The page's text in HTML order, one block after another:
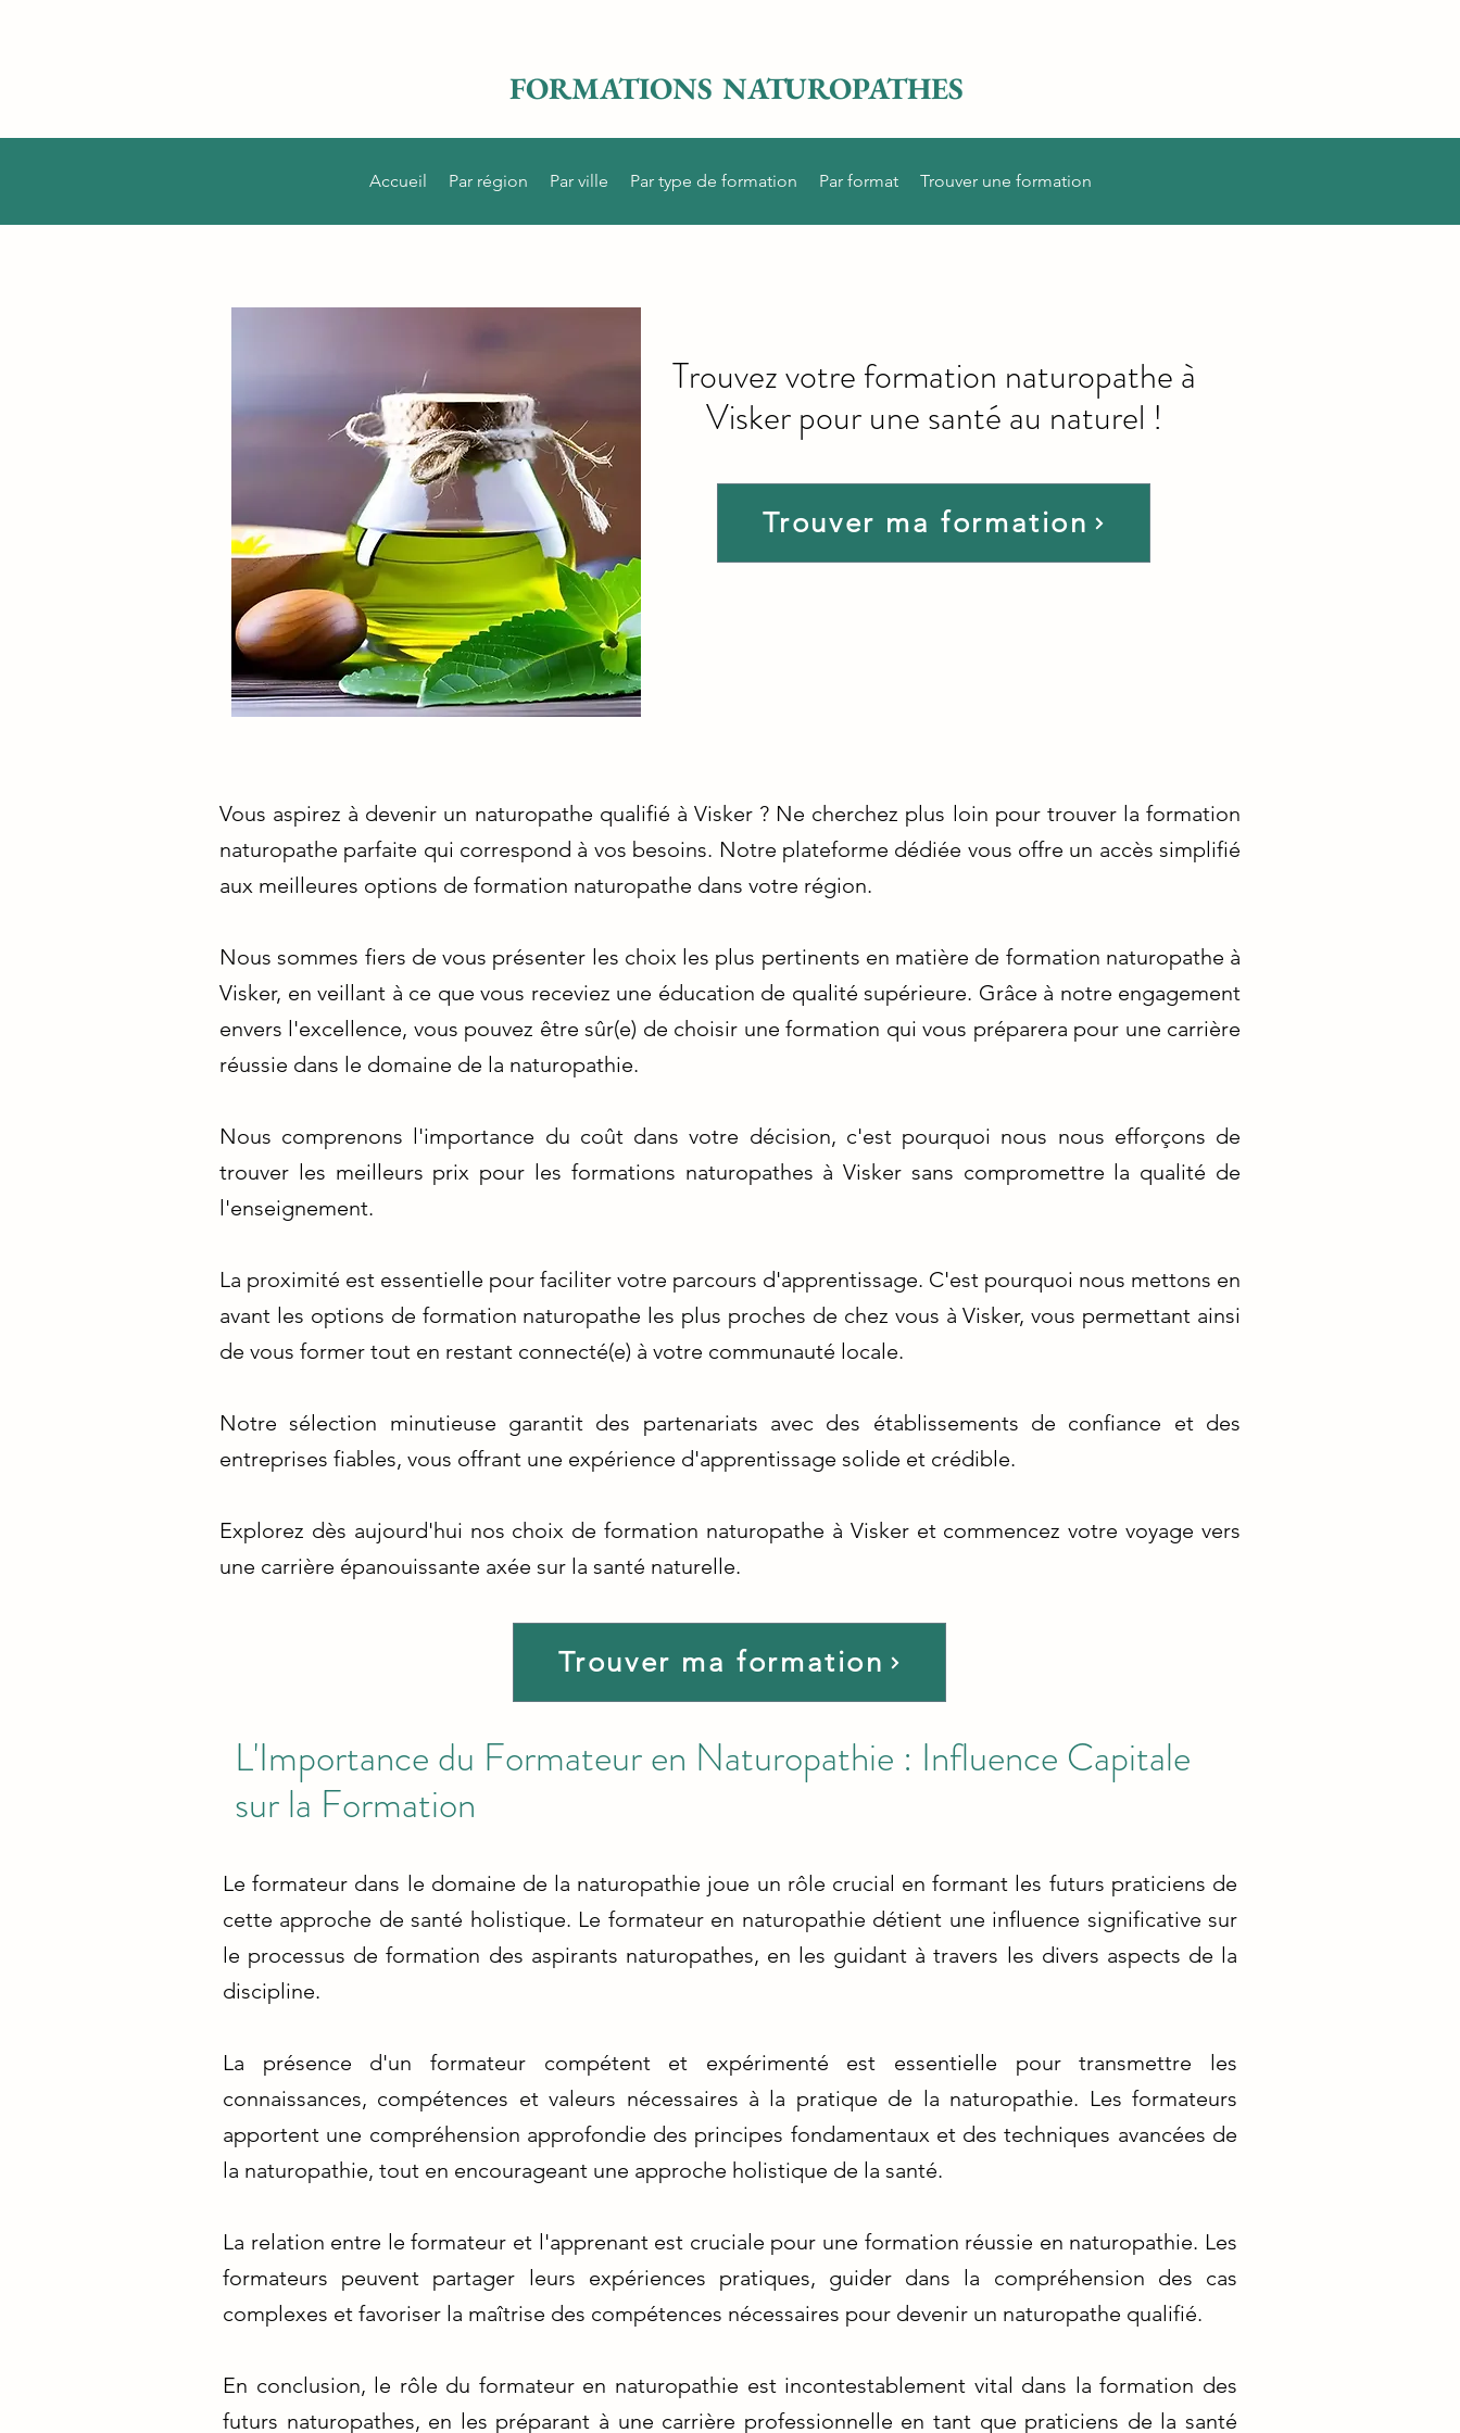
FORMATIONS NATUROPATHES
Accueil Par région Par ville Par type de formation Par format Trouver une formation
Trouver ma formation
Trouvez votre formation naturopathe à
Visker pour une santé au naturel !
Vous aspirez à devenir un naturopathe qualifié à Visker ? Ne cherchez plus loin pour trouver la formation
naturopathe parfaite qui correspond à vos besoins. Notre plateforme dédiée vous offre un accès simplifié
aux meilleures options de formation naturopathe dans votre région.
Nous sommes fiers de vous présenter les choix les plus pertinents en matière de formation naturopathe à
Visker, en veillant à ce que vous receviez une éducation de qualité supérieure. Grâce à notre engagement
envers l'excellence, vous pouvez être sûr(e) de choisir une formation qui vous préparera pour une carrière
réussie dans le domaine de la naturopathie.
Nous comprenons l'importance du coût dans votre décision, c'est pourquoi nous nous efforçons de
trouver les meilleurs prix pour les formations naturopathes à Visker sans compromettre la qualité de
l'enseignement.
La proximité est essentielle pour faciliter votre parcours d'apprentissage. C'est pourquoi nous mettons en
avant les options de formation naturopathe les plus proches de chez vous à Visker, vous permettant ainsi
de vous former tout en restant connecté(e) à votre communauté locale.
Notre sélection minutieuse garantit des partenariats avec des établissements de confiance et des
entreprises fiables, vous offrant une expérience d'apprentissage solide et crédible.
Explorez dès aujourd'hui nos choix de formation naturopathe à Visker et commencez votre voyage vers
une carrière épanouissante axée sur la santé naturelle.
Trouver ma formation
L'Importance du Formateur en Naturopathie : Influence Capitale
sur la Formation
Le formateur dans le domaine de la naturopathie joue un rôle crucial en formant les futurs praticiens de
cette approche de santé holistique. Le formateur en naturopathie détient une influence significative sur
le processus de formation des aspirants naturopathes, en les guidant à travers les divers aspects de la
discipline.
La présence d'un formateur compétent et expérimenté est essentielle pour transmettre les
connaissances, compétences et valeurs nécessaires à la pratique de la naturopathie. Les formateurs
apportent une compréhension approfondie des principes fondamentaux et des techniques avancées de
la naturopathie, tout en encourageant une approche holistique de la santé.
La relation entre le formateur et l'apprenant est cruciale pour une formation réussie en naturopathie. Les
formateurs peuvent partager leurs expériences pratiques, guider dans la compréhension des cas
complexes et favoriser la maîtrise des compétences nécessaires pour devenir un naturopathe qualifié.
En conclusion, le rôle du formateur en naturopathie est incontestablement vital dans la formation des
futurs naturopathes, en les préparant à une carrière professionnelle en tant que praticiens de la santé